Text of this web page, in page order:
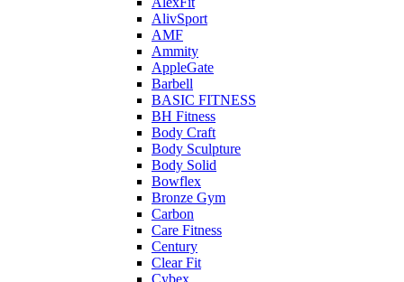
AlivSport
AMF
Ammity
AppleGate
Barbell
BASIC FITNESS
BH Fitness
Body Craft
Body Sculpture
Body Solid
Bowflex
Bronze Gym
Carbon
Care Fitness
Century
Clear Fit
Cybex